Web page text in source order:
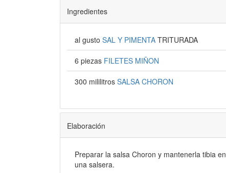
Ingredientes
al gusto SAL Y PIMENTA TRITURADA
6 piezas FILETES MIÑON
300 mililitros SALSA CHORON
Elaboración
Preparar la salsa Choron y mantenerla tibia en
una salsera.